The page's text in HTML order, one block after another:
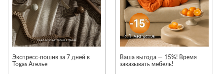
Детские
матрасы
Комоды и
тумбы
надстройки
Радиаторы
Раковины
Системы
инсталляций
ванной комнаты
Хранение и
порядок
Товары для
ремонта
Экспресс-пошив за 7 дней в
Togas Ателье
Ваша выгода — 15%! Время
заказывать мебель!